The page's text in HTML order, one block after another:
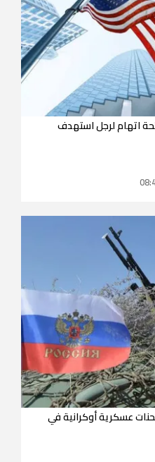
اتهام لرجل استهدف
عسكرية أوكرانية في